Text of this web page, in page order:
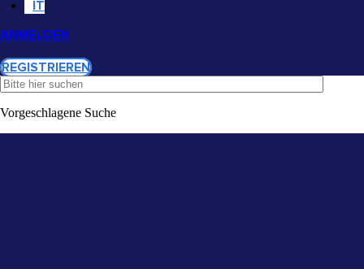
IT
ANMELDEN
REGISTRIEREN
Vorgeschlagene Suche